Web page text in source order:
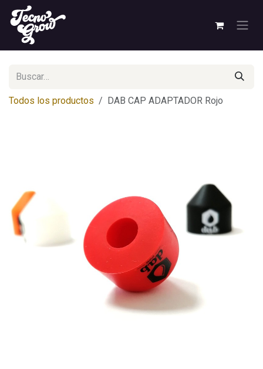
Ir al contenido
Todos los productos DAB CAP ADAPTADOR Rojo